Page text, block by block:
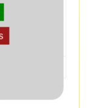
du semis), pour
limiter les effets
dépressifs sur le